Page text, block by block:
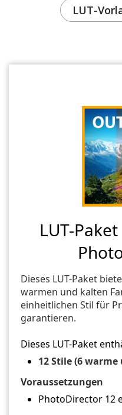
LUT-
LUT-
Dieses LUT-Paket
warmen und kalten
einheitlichen Stil für
garantieren.
Dieses LUT-Paket
12 Stile (6
Voraussetzungen
PhotoDirector 12